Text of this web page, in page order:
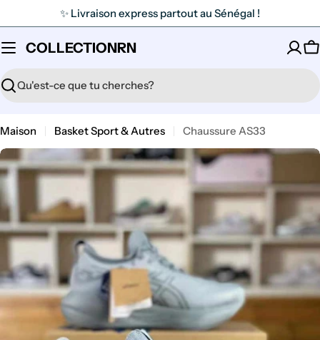
au
contenu
✨ Livraison express partout au Sénégal !
COLLECTIONRN
Recherche
Maison Basket Sport & Autres Chaussure AS33